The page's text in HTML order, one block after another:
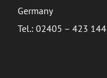
Germany
Tel.: 02405 – 423 144